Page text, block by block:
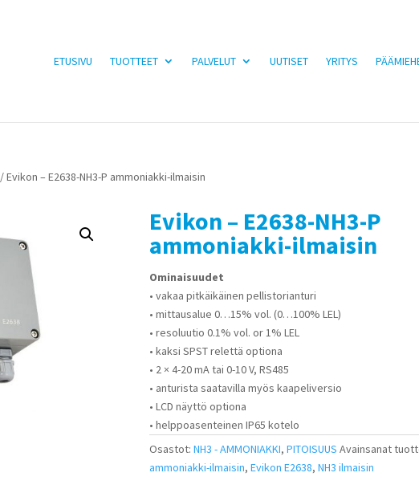
ETUSIVU TUOTTEET PALVELUT UUTISET YRITYS
/ Evikon – E2638-NH3-P ammoniakki-ilmaisin
Evikon – E2638-NH3-P
ammoniakki-ilmaisin
Ominaisuudet
• vakaa pitkäikäinen pellistorianturi
• mittausalue 0…15% vol. (0…100% LEL)
• resoluutio 0.1% vol. or 1% LEL
• kaksi SPST relettä optiona
• 2 × 4-20 mA tai 0-10 V, RS485
• anturista saatavilla myös kaapeliversio
• LCD näyttö optiona
• helppoasenteinen IP65 kotelo
Osastot:NH3 - AMMONIAKKI,PITOISUUS Avainsanat
ammoniakki-ilmaisin,Evikon E2638,NH3 ilmaisin